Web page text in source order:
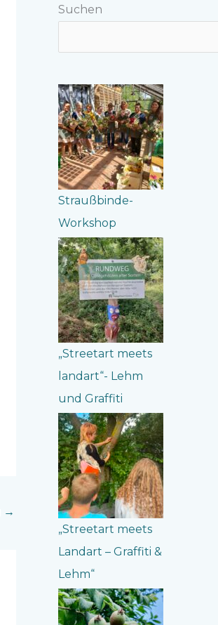
→
Suchen
Straußbinde-
Workshop
„Streetart meets
landart“- Lehm
und Graffiti
„Streetart meets
Landart – Graffiti &
Lehm“